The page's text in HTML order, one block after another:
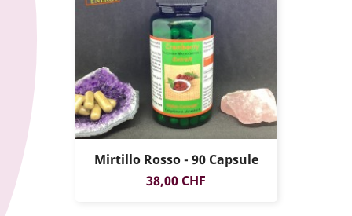
Mirtillo Rosso - 90 Capsule
Prezzo
38,00 CHF